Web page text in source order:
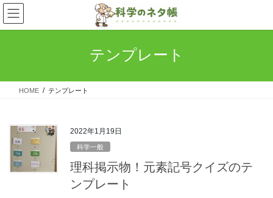
コ
ン
テ
ス
ナ
ビ
ゲ
ン
テンプレート
HOME テンプレート
2022年1月19日
科学一般
理科掲示物！元素記号クイズのテ
ンプレート